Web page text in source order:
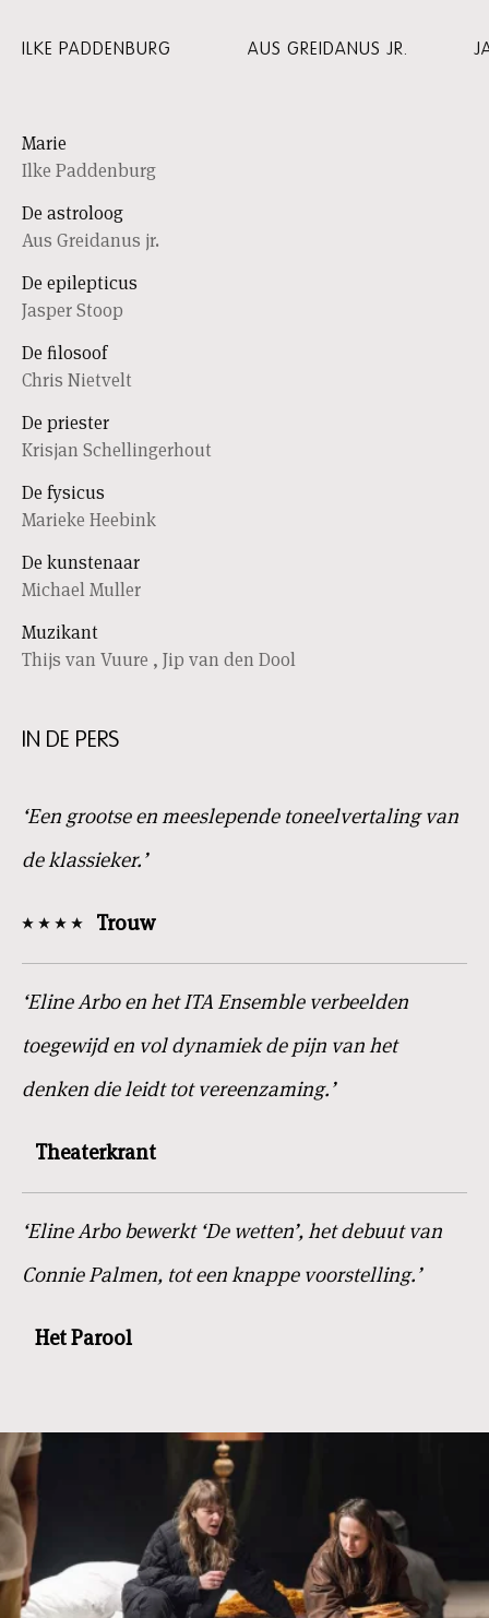
ILKE PADDENBURG AUS GREIDANUS JR.
Marie
Ilke Paddenburg
De astroloog
Aus Greidanus jr.
De epilepticus
Jasper Stoop
De filosoof
Chris Nietvelt
De priester
Krisjan Schellingerhout
De fysicus
Marieke Heebink
De kunstenaar
Michael Muller
Muzikant
Thijs van Vuure , Jip van den Dool
IN DE PERS
Trouw
‘Een grootse en meeslepende toneelvertaling van
de klassieker.’
Theaterkrant
‘Eline Arbo en het ITA Ensemble verbeelden
toegewijd en vol dynamiek de pijn van het
denken die leidt tot vereenzaming.’
Het Parool
‘Eline Arbo bewerkt ‘De wetten’, het debuut van
Connie Palmen, tot een knappe voorstelling.’